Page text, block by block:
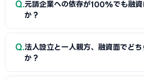
推奨されます。
クル月数で計算します。月間400万円の
す。
Q 元請企業への依存が100%でも融資
か？
A
1社依存は「リスク集中」として指摘
ます。メインの元請以外からも受注する
Q 法人設立と一人親方、融資面でど
か？